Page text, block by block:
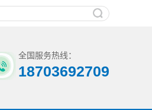
全国服务热线：
18703692709